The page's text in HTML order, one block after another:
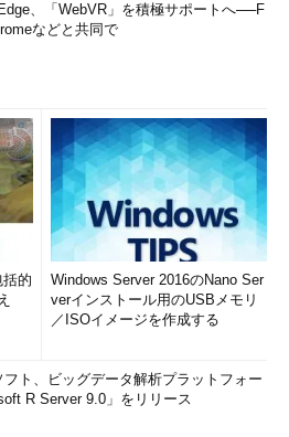
、「WebVR」を積極サポートへ──F
などと共同で
的
Windows Server 2016のNano Ser
verインストール用のUSBメモリ
／ISOイメージを作成する
フト、ビッグデータ解析プラットフォー
R Server 9.0」をリリース